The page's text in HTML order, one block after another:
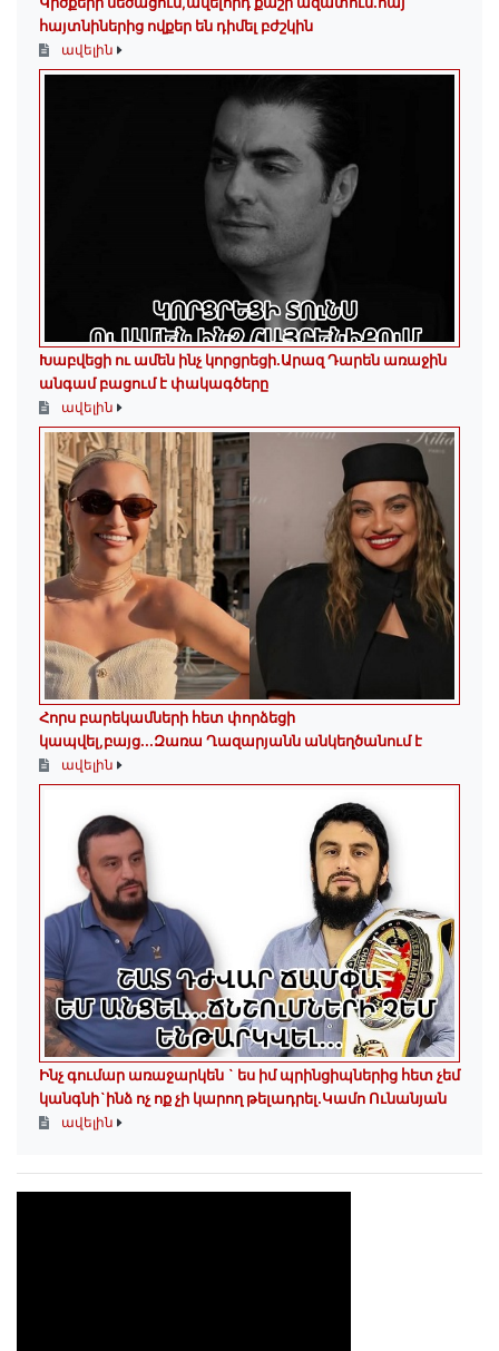
հայտնիներից ովքեր են դիմել բժշկին
ավելին
Խաբվեցի ու ամեն ինչ կորցրեցի.Արազ Դարեն առաջին
անգամ բացում է փակագծերը
ավելին
Հորս բարեկամների հետ փորձեցի
կապվել,բայց...Զառա Ղազարյանն անկեղծանում է
ավելին
Ինչ գումար առաջարկեն ` ես իմ պրինցիպներից հետ չեմ
կանգնի`ինձ ոչ ոք չի կարող թելադրել.Կամո Ունանյան
ավելին